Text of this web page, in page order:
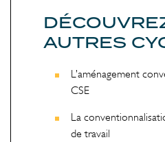
AUTRES
L’aménagement
CSE
La
de travail